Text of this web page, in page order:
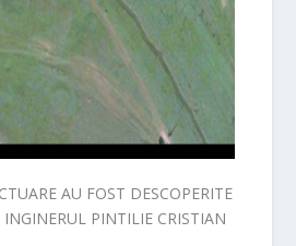
AU FOST DESCOPERITE
PINTILIE CRISTIAN